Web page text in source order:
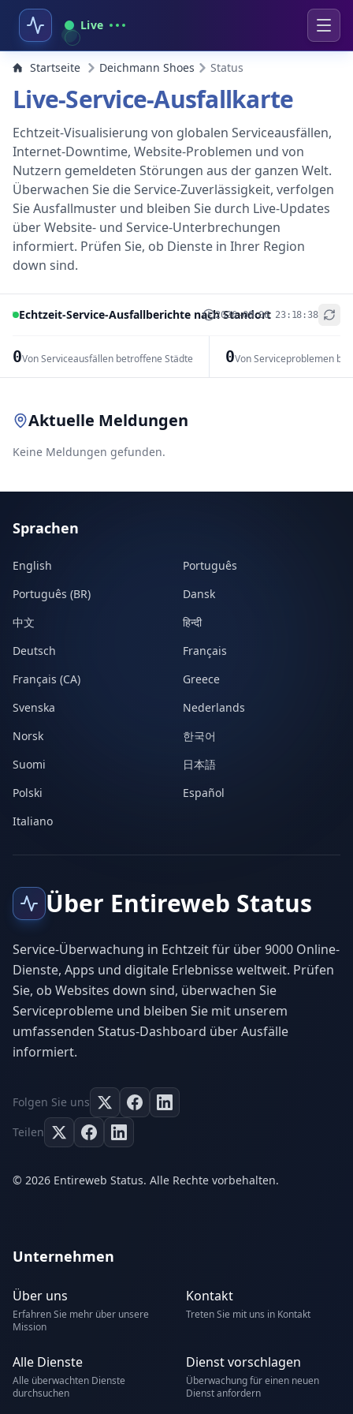
Live
Startseite Deichmann Shoes Status
Live-Service-Ausfallkarte
Echtzeit-Visualisierung von globalen Serviceausfällen,
Internet-Downtime, Website-Problemen und von
Nutzern gemeldeten Störungen aus der ganzen Welt.
Überwachen Sie die Service-Zuverlässigkeit, verfolgen
Sie Ausfallmuster und bleiben Sie durch Live-Updates
über Website- und Service-Unterbrechungen
informiert. Prüfen Sie, ob Dienste in Ihrer Region
down sind.
Echtzeit-Service-Ausfallberichte nach Standort
2026-08-06 23:18:38
0Von Serviceausfällen betroffene Städte 0Von Serviceproblemen
+
Aktuelle Meldungen
Keine Meldungen gefunden.
Sprachen
English
Português
Português (BR)
Dansk
中文
हिन्दी
Deutsch
Français
Français (CA)
Greece
Svenska
Nederlands
Norsk
한국어
Suomi
日本語
Polski
Español
Italiano
Über Entireweb Status
Service-Überwachung in Echtzeit für über 9000 Online-
Dienste, Apps und digitale Erlebnisse weltweit. Prüfen
Sie, ob Websites down sind, überwachen Sie
Serviceprobleme und bleiben Sie mit unserem
umfassenden Status-Dashboard über Ausfälle
informiert.
Folgen Sie uns
Teilen
© 2026 Entireweb Status. Alle Rechte vorbehalten.
Unternehmen
Über uns
Erfahren Sie mehr über unsere
Mission
Kontakt
Treten Sie mit uns in Kontakt
Alle Dienste
Alle überwachten Dienste
durchsuchen
Dienst vorschlagen
Überwachung für einen neuen
Dienst anfordern